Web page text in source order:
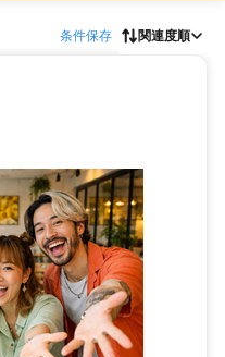
条件保存 関連度順